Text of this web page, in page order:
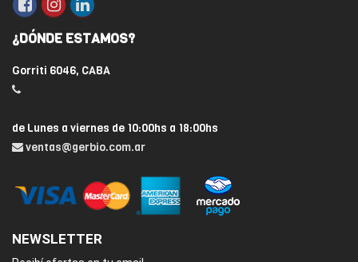
¿DÓNDE ESTAMOS?
Gorriti 6046, CABA
de Lunes a viernes de 10:00hs a 18:00hs
ventas@gerbio.com.ar
NEWSLETTER